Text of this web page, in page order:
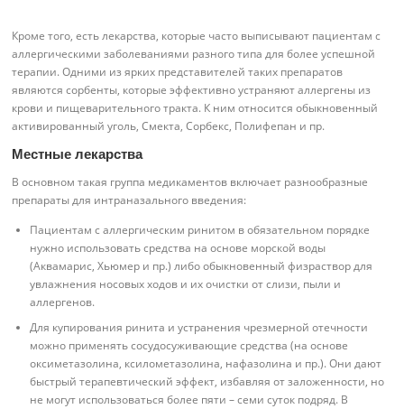
Кроме того, есть лекарства, которые часто выписывают пациентам с
аллергическими заболеваниями разного типа для более успешной
терапии. Одними из ярких представителей таких препаратов
являются сорбенты, которые эффективно устраняют аллергены из
крови и пищеварительного тракта. К ним относится обыкновенный
активированный уголь, Смекта, Сорбекс, Полифепан и пр.
Местные лекарства
В основном такая группа медикаментов включает разнообразные
препараты для интраназального введения:
Пациентам с аллергическим ринитом в обязательном порядке
нужно использовать средства на основе морской воды
(Аквамарис, Хьюмер и пр.) либо обыкновенный физраствор для
увлажнения носовых ходов и их очистки от слизи, пыли и
аллергенов.
Для купирования ринита и устранения чрезмерной отечности
можно применять сосудосуживающие средства (на основе
оксиметазолина, ксилометазолина, нафазолина и пр.). Они дают
быстрый терапевтический эффект, избавляя от заложенности, но
не могут использоваться более пяти – семи суток подряд. В